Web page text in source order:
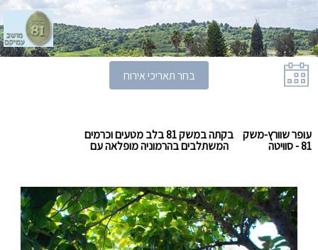
בחר תאריכי אירוח
עופר שוורץ-משק
81 - סוויטה
בקתה במשק 81 בלב מטעים וכרמים
המשתלבים בהרמוניה מופלאה עם